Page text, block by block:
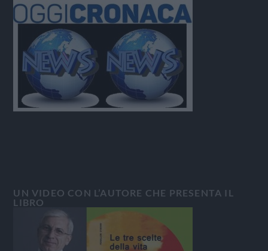
UN VIDEO CON L’AUTORE CHE PRESENTA IL
LIBRO